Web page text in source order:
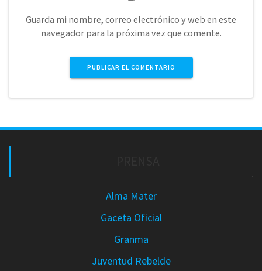
Guarda mi nombre, correo electrónico y web en este
navegador para la próxima vez que comente.
Alma Mater
Gaceta Oficial
Granma
Juventud Rebelde